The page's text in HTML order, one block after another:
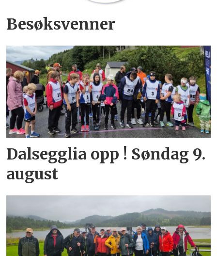
Besøksvenner
Dalsegglia opp ! Søndag 9.
august